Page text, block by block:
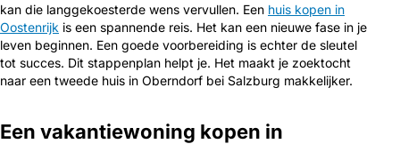
kan die langgekoesterde wens vervullen. Een huis kopen in
Oostenrijk is een spannende reis. Het kan een nieuwe fase in je
leven beginnen. Een goede voorbereiding is echter de sleutel
tot succes. Dit stappenplan helpt je. Het maakt je zoektocht
naar een tweede huis in Oberndorf bei Salzburg makkelijker.
Een vakantiewoning kopen in